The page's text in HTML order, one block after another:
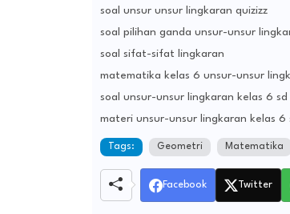
soal unsur unsur lingkaran quizizz
soal pilihan ganda unsur-unsur
soal sifat-sifat lingkaran
matematika kelas 6 unsur-unsur
soal unsur-unsur lingkaran kelas 6
materi unsur-unsur lingkaran kelas 6
Tags: Geometri Matematika
Facebook Twitter